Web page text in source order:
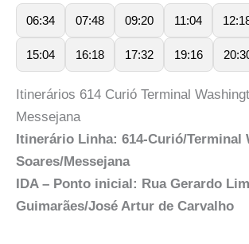
06:34 07:48 09:20 11:04
15:04 16:18 17:32 19:16
Itinerários 614 Curió Terminal
Messejana
Itinerário Linha: 614-Curió/Terminal
Soares/Messejana
IDA – Ponto inicial: Rua Gerardo
Guimarães/José Artur de Carvalho